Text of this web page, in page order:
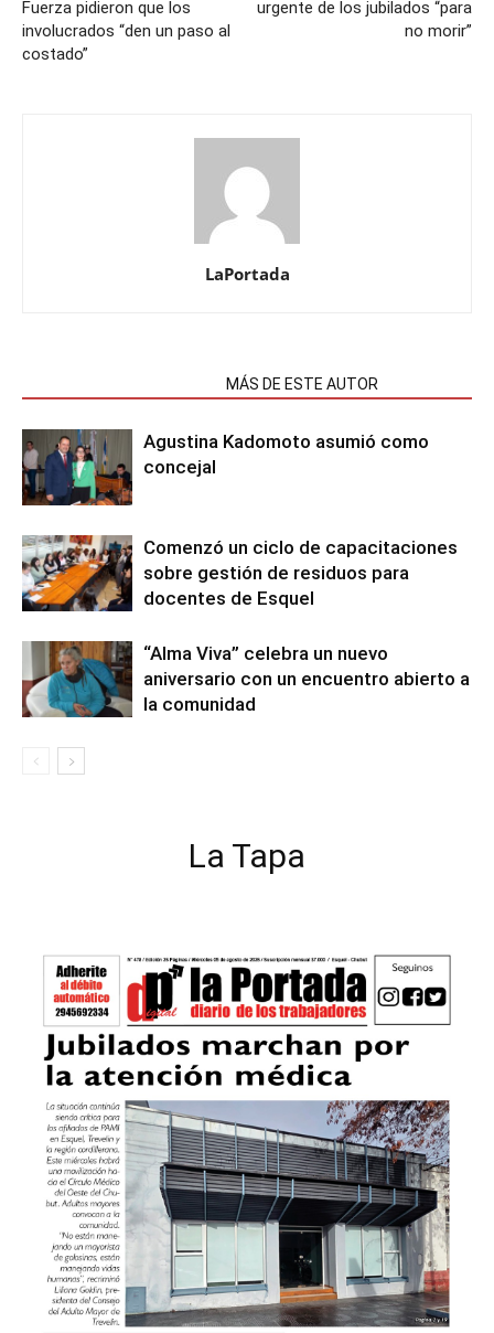
Fuerza pidieron que los
involucrados “den un paso al
costado”
urgente de los jubilados “para
no morir”
LaPortada
MÁS DE ESTE AUTOR
Agustina Kadomoto asumió como
concejal
Comenzó un ciclo de capacitaciones
sobre gestión de residuos para
docentes de Esquel
“Alma Viva” celebra un nuevo
aniversario con un encuentro abierto a
la comunidad
La Tapa